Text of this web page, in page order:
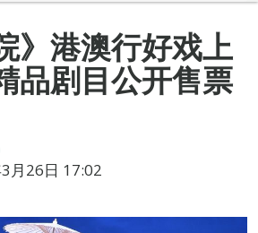
》港澳行好戏上
剧目公开售票
月26日 17:02